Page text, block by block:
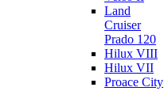
Land
Cruiser
Prado 120
Hilux VIII
Hilux VII
Proace City